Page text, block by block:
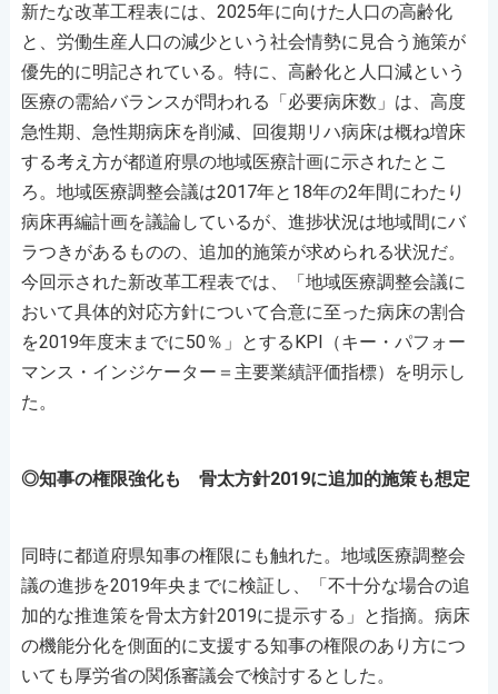
新たな改革工程表には、2025年に向けた人口の高齢化
と、労働生産人口の減少という社会情勢に見合う施策が
優先的に明記されている。特に、高齢化と人口減という
医療の需給バランスが問われる「必要病床数」は、高度
急性期、急性期病床を削減、回復期リハ病床は概ね増床
する考え方が都道府県の地域医療計画に示されたとこ
ろ。地域医療調整会議は2017年と18年の2年間にわたり
病床再編計画を議論しているが、進捗状況は地域間にバ
ラつきがあるものの、追加的施策が求められる状況だ。
今回示された新改革工程表では、「地域医療調整会議に
おいて具体的対応方針について合意に至った病床の割合
を2019年度末までに50％」とするKPI（キー・パフォー
マンス・インジケーター＝主要業績評価指標）を明示し
た。
◎知事の権限強化も 骨太方針2019に追加的施策も想定
同時に都道府県知事の権限にも触れた。地域医療調整会
議の進捗を2019年央までに検証し、「不十分な場合の追
加的な推進策を骨太方針2019に提示する」と指摘。病床
の機能分化を側面的に支援する知事の権限のあり方につ
いても厚労省の関係審議会で検討するとした。